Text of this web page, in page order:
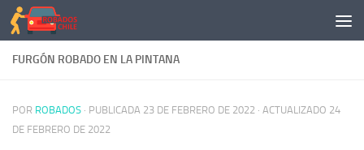
Saltar al contenido
FURGÓN ROBADO EN LA PINTANA
POR ROBADOS · PUBLICADA 23 DE FEBRERO DE 2022 · ACTUALIZADO 24
DE FEBRERO DE 2022